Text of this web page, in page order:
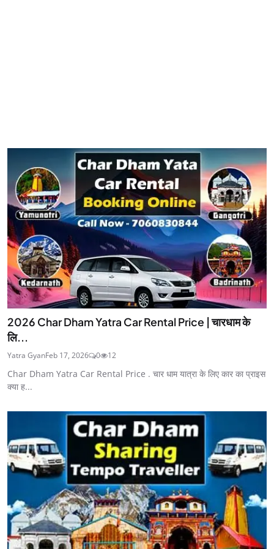
2026 Char Dham Yatra Car Rental Price | चारधाम के
लि...
Yatra GyanFeb 17, 2026 0 12
Char Dham Yatra Car Rental Price . चार धाम यात्रा के लिए कार का प्राइस
क्या ह...